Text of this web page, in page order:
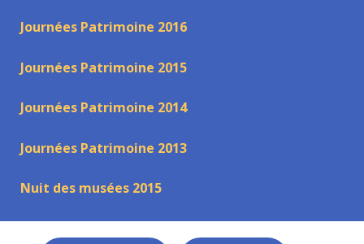
Journées Patrimoine 2016
Journées Patrimoine 2015
Journées Patrimoine 2014
Journées Patrimoine 2013
Nuit des musées 2015